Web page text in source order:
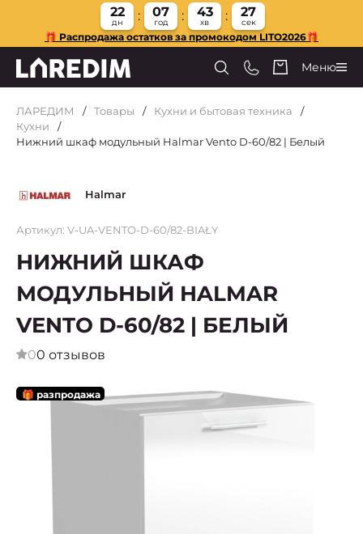
22
дн
07
год
43
хв
27
сек
🎁 Распродажа остатков за промокодом LITO2026🎁
Меню
ЛАРЕДИМ Товары
Кухни и бытовая техника
Кухни
Нижний шкаф модульный Halmar Vento D-60/82 | Белый
Halmar
Артикул: V-UA-VENTO-D-60/82-BIAŁY
НИЖНИЙ ШКАФ
МОДУЛЬНЫЙ HALMAR
VENTO D-60/82 | БЕЛЫЙ
00 отзывов
🎁 разпродажа